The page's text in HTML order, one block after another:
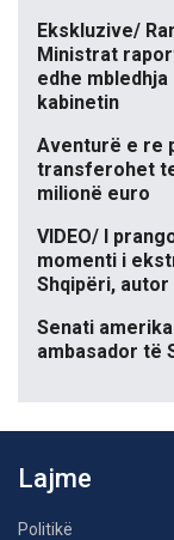
Ekskluzive/
Ministrat
edhe
kabinetin
Aventurë e re
transferohet
milionë euro
VIDEO/ I
momenti i
Shqipëri,
Senati
ambasador të
Lajme
Politikë